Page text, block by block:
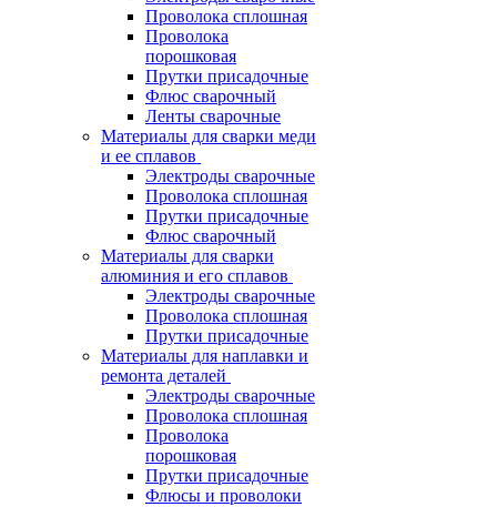
Проволока сплошная
Проволока
порошковая
Прутки присадочные
Флюс сварочный
Ленты сварочные
Материалы для сварки меди
и ее сплавов
Электроды сварочные
Проволока сплошная
Прутки присадочные
Флюс сварочный
Материалы для сварки
алюминия и его сплавов
Электроды сварочные
Проволока сплошная
Прутки присадочные
Материалы для наплавки и
ремонта деталей
Электроды сварочные
Проволока сплошная
Проволока
порошковая
Прутки присадочные
Флюсы и проволоки